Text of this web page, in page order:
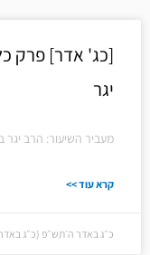
יגר
מעביר השיעור: הרב יגר
קרא עוד >>
כ״ג באדר ה׳תש״פ (כ״ג באדר